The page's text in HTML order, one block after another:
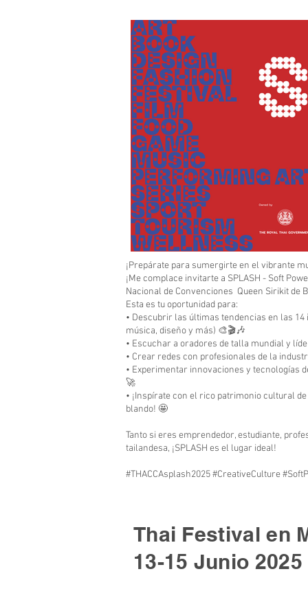
¡Prepárate para sumergirte en el vibrante
¡Me complace invitarte a SPLASH - Soft
Nacional de Convenciones Queen Sirikit de
Esta es tu oportunidad para:
• Descubrir las últimas tendencias en las
música, diseño y más) 🎨🎬🎶
• Escuchar a oradores de talla mundial y
• Crear redes con profesionales de la
• Experimentar innovaciones y tecnologías
🚀
• ¡Inspírate con el rico patrimonio cultural
blando! 🤩
Tanto si eres emprendedor, estudiante,
tailandesa, ¡SPLASH es el lugar ideal!
#THACCAsplash2025 #CreativeCulture
Thai Festival en
13-15 Junio 2025